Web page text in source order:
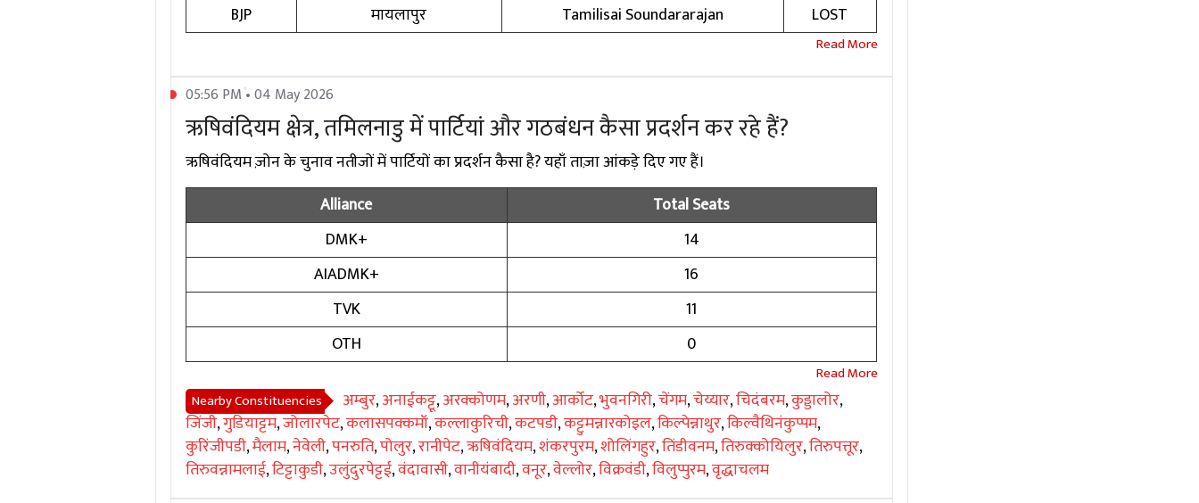
BJP
मायलापुर Tamilisai Soundararajan LOST
05:56 PM • 04 May 2026
ऋषिवंदियम क्षेत्र, तमिलनाडु में पार्टियां और गठबंधन कैसा प्रदर्शन कर रहे हैं?
ऋषिवंदियम ज़ोन के चुनाव नतीजों में पार्टियों का प्रदर्शन कैसा है? यहाँ ताज़ा आंकड़े दिए गए हैं।
Alliance
Total Seats
DMK+
14
AIADMK+
16
TVK
11
OTH
0
Nearby Constituencies अम्बुर,अनाईकट्टू,अरक्कोणम,अरणी,आर्कोट,भुवनगिरी,चेंगम,चेय्यार,चिदंबरम,कुड्डालोर,
जिंजी,गुडियाट्टम,जोलारपेट,कलासपक्कमॉ,कल्लाकुरिची,कटपडी,कट्टुमन्नारकोइल,किल्पेन्नाथुर,किल्वैथिनंकुप्पम,
कुरिंजीपडी,मैलाम,नेवेली,पनरुति,पोलुर,रानीपेट,ऋषिवंदियम,शंकरपुरम,शोलिंगहुर,तिंडीवनम,तिरुक्कोयिलुर,तिरुपत्तूर,
तिरुवन्नामलाई,टिट्टाकुडी,उलुंदुरपेट्टई,वंदावासी,वानीयंबादी,वनूर,वेल्लोर,विक्रवंडी,विलुप्पुरम,वृद्धाचलम